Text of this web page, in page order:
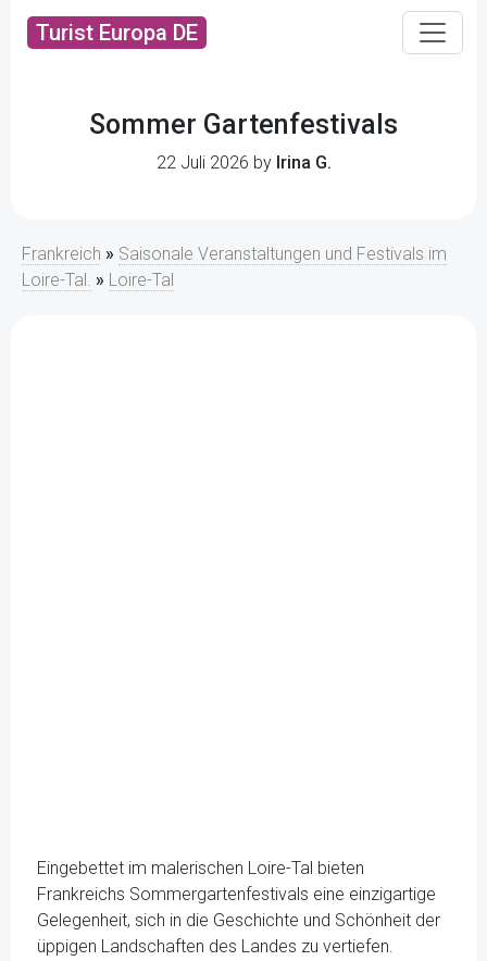
Turist Europa DE
Sommer Gartenfestivals
22 Juli 2026 by Irina G.
Frankreich » Saisonale Veranstaltungen und Festivals im
Loire-Tal. » Loire-Tal
Eingebettet im malerischen Loire-Tal bieten
Frankreichs Sommergartenfestivals eine einzigartige
Gelegenheit, sich in die Geschichte und Schönheit der
üppigen Landschaften des Landes zu vertiefen.